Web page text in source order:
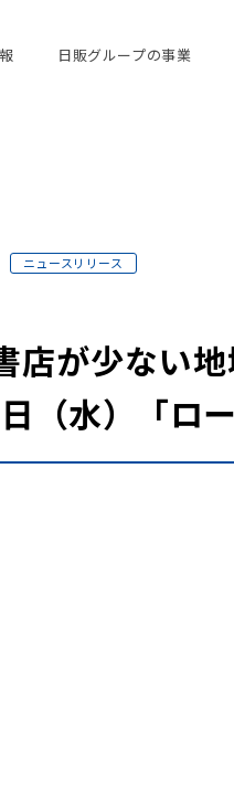
日販グループの事業
ニュースリリース
店が少ない
（水）「ロ